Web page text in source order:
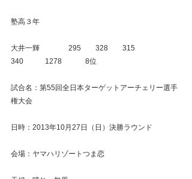
塾高３年
大井一輝　　　　295　　328　　315
340　　　1278　　　 8位
試合名：第55回全日本ターゲットアーチェリー選手
権大会
日時：2013年10月27日（日）決勝ラウンド
会場：ヤマハリゾートつま恋